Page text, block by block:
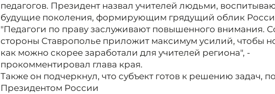
педагогов. Президент назвал учителей людьми,
будущие поколения, формирующим грядущий облик
"Педагоги по праву заслуживают повышенного внимания.
стороны Ставрополье приложит максимум усилий, чтобы
как можно скорее заработали для учителей региона", -
прокомментировал глава края.
Также он подчеркнул, что субъект готов к решению задач,
Президентом России